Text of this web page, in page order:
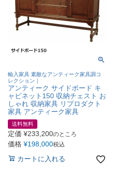
輸入家具 素敵なアンティーク家具調コ
レクション｜
アンティーク サイドボード キ
ャビネット150 収納チェスト お
しゃれ 収納家具 リプロダクト
家具 アンティーク家具
送料無料
定価 ¥233,200のところ
価格 ¥198,000税込
カートに入れる